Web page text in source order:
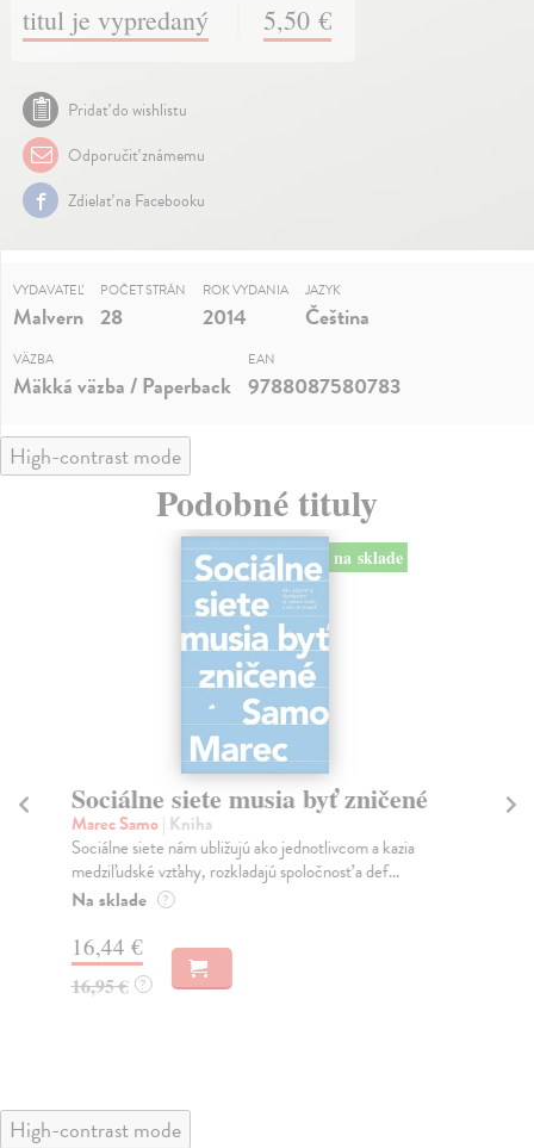
titul je vypredaný 5,50 €
Pridať do wishlistu
Odporučiť známemu
Zdielať na Facebooku
VYDAVATEĽ
Malvern
POČET STRÁN
28
ROK VYDANIA
2014
JAZYK
Čeština
VÄZBA
Mäkká väzba / Paperback
EAN
9788087580783
High-contrast mode
Podobné tituly
na sklade
Sociálne siete musia byť zničené
Marec Samo| Kniha
Sociálne siete nám ubližujú ako jednotlivcom a kazia
medziľudské vzťahy, rozkladajú spoločnosť a def...
Na sklade ?
16,44 €
16,95 € ?
High-contrast mode